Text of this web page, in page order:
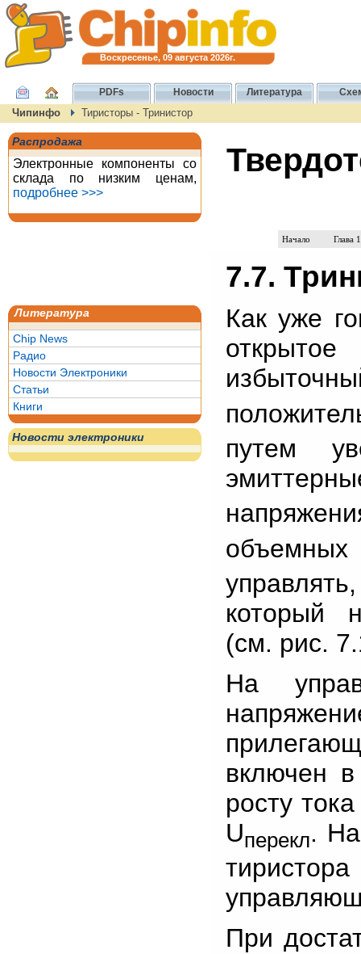
Воскресенье, 09 августа 2026г.
PDFs Новости Литература
Чипинфо Тиристоры - Тринистор
Распродажа
Электронные компоненты со
склада по низким ценам,
подробнее >>>
Литература
Chip News
Радио
Новости Электроники
Статьи
Книги
Новости электроники
Начало Глава 1
7.7.
Как уже
путем
который
(см. рис.
На
включен
росту
Uперекл.
При